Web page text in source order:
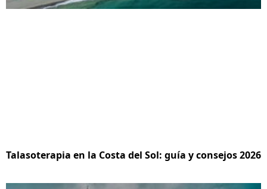
Talasoterapia en la Costa del Sol: guía y consejos 2026